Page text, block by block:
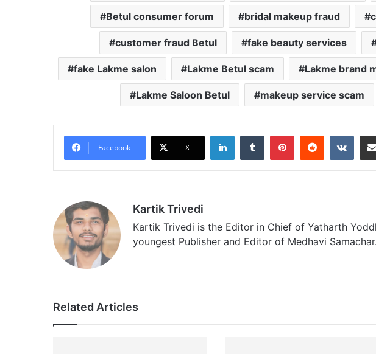
Betul consumer forum bridal makeup fraud
customer fraud Betul fake beauty services
fake Lakme salon Lakme Betul scam Lakme brand
Lakme Saloon Betul makeup service scam
Facebook X
Kartik Trivedi
Kartik Trivedi is the Editor in Chief of Yatharth
youngest Publisher and Editor of Medhavi Samachar.
Related Articles